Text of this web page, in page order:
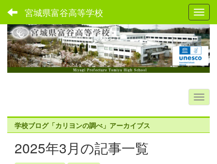
宮城県富谷高等学校
学校ブログ「カリヨンの調べ」アーカイブス
2025年3月の記事一覧